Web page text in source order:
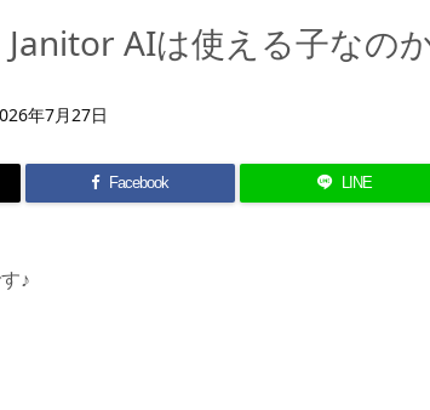
Janitor AIは使える子なの
年7月27日
Facebook LINE
♪